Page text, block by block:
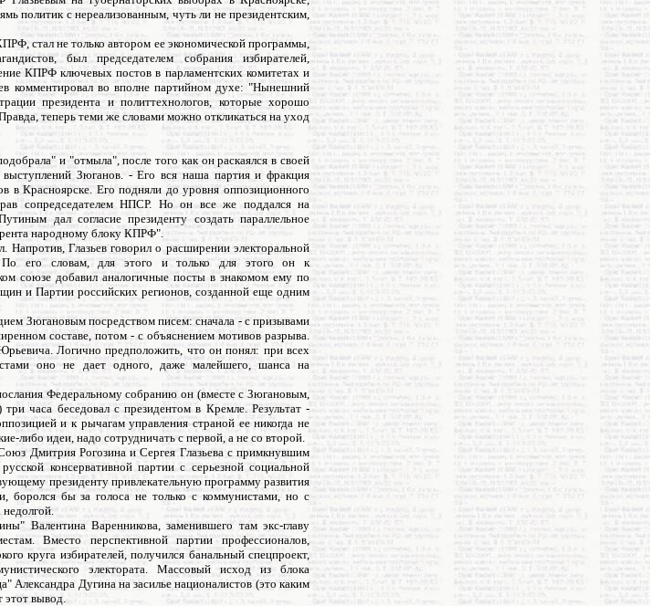
политик с нереализованным, чуть ли не президентским,
стал не только автором ее экономической программы,
был председателем собрания избирателей,
КПРФ ключевых постов в парламентских комитетах и
комментировал во вполне партийном духе: "Нынешний
президента и политтехнологов, которые хорошо
теперь теми же словами можно откликаться на уход
и "отмыла", после того как он раскаялся в своей
Зюганов. - Его вся наша партия и фракция
в Красноярске. Его подняли до уровня оппозиционного
сопредседателем НПСР. Но он все же поддался на
дал согласие президенту создать параллельное
народному блоку КПРФ".
Глазьев говорил о расширении электоральной
его словам, для этого и только для этого он к
союзе добавил аналогичные посты в знакомом ему по
и Партии российских регионов, созданной еще одним
Зюгановым посредством писем: сначала - с призывами
составе, потом - с объяснением мотивов разрыва.
Логично предположить, что он понял: при всех
оно не дает одного, даже малейшего, шанса на
Федеральному собранию он (вместе с Зюгановым,
часа беседовал с президентом в Кремле. Результат -
и к рычагам управления страной ее никогда не
либо идеи, надо сотрудничать с первой, а не со второй.
Дмитрия Рогозина и Сергея Глазьева с примкнувшим
консервативной партии с серьезной социальной
президенту привлекательную программу развития
боролся бы за голоса не только с коммунистами, но с
Валентина Варенникова, заменившего там экс-главу
Вместо перспективной партии профессионалов,
круга избирателей, получился банальный спецпроект,
электората. Массовый исход из блока
Александра Дугина на засилье националистов (это каким
этот вывод.